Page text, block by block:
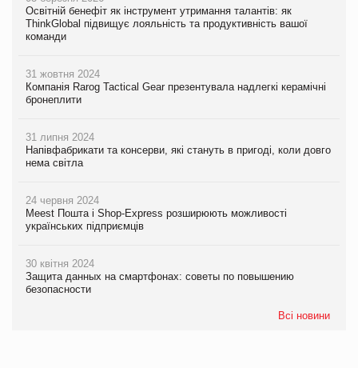
Освітній бенефіт як інструмент утримання талантів: як
ThinkGlobal підвищує лояльність та продуктивність вашої
команди
31 жовтня 2024
Компанія Rarog Tactical Gear презентувала надлегкі керамічні
бронеплити
31 липня 2024
Напівфабрикати та консерви, які стануть в пригоді, коли довго
нема світла
24 червня 2024
Meest Пошта і Shop-Express розширюють можливості
українських підприємців
30 квітня 2024
Защита данных на смартфонах: советы по повышению
безопасности
Всі новини